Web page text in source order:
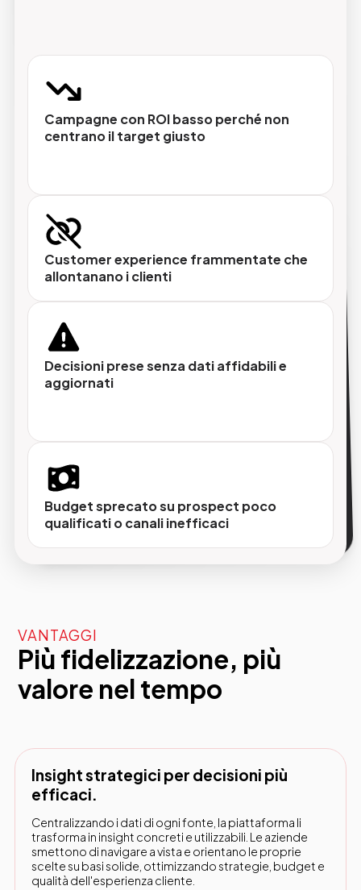
Crea segmenti dinamici basati su
comportamenti, preferenze e storico
Attivazione multicanale
Lancia comunicazioni personalizzate su email,
app, sito e advertising nel momento più
Integrazione nativa con Pimcore
custom.
Campagne con ROI basso perché non
centrano il target giusto
Customer experience frammentate che
allontanano i clienti
Decisioni prese senza dati affidabili e
aggiornati
Budget sprecato su prospect poco
qualificati o canali inefficaci
VANTAGGI
Più fidelizzazione, più
valore nel tempo
Insight strategici per decisioni più
efficaci.
Centralizzando i dati di ogni fonte, la piattaforma li
trasforma in insight concreti e utilizzabili. Le aziende
smettono di navigare a vista e orientano le proprie
scelte su basi solide, ottimizzando strategie, budget e
qualità dell'esperienza cliente.